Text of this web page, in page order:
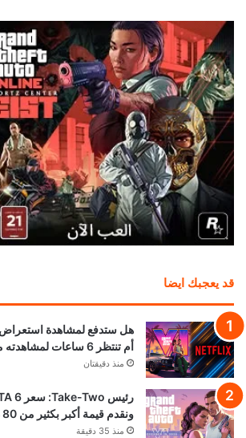
قد يعجبك ايضا
أم تنتظر 6 ساعات لمشاهدته مجاناً؟
منذ دقيقتان
ونقدم قيمة أكبر بكثير من 80 دولارًا
منذ 35 دقيقة